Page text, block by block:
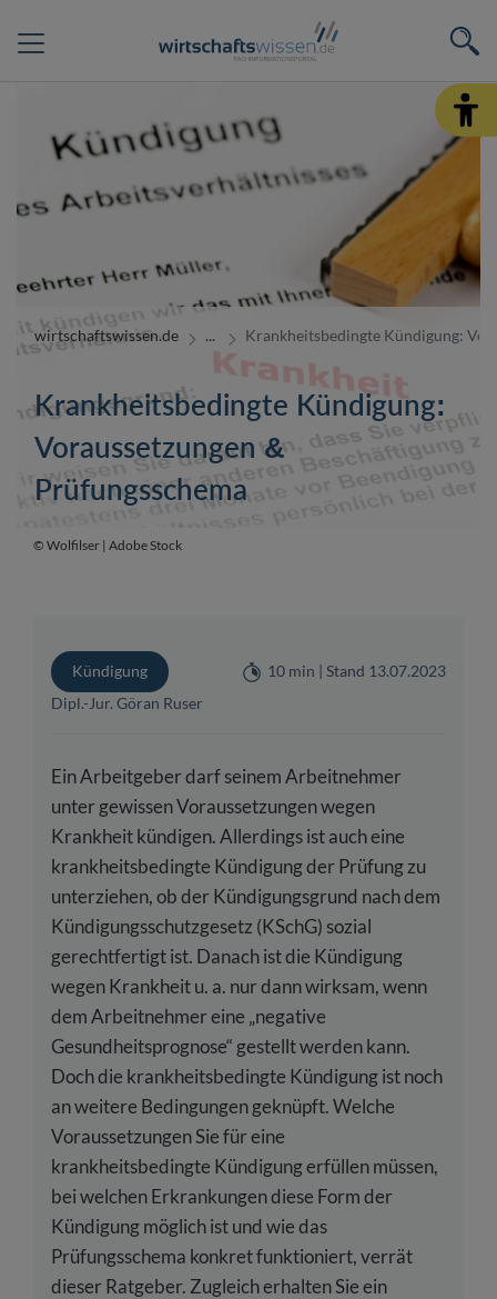
wirtschaftswissen.de Krankheitsbedingte Kündigung:
Krankheitsbedingte Kündigung:
Voraussetzungen &
Prüfungsschema
© Wolfilser | Adobe Stock
Kündigung
10 min | Stand 13.07.2023
Dipl.-Jur. Göran Ruser
Ein Arbeitgeber darf seinem Arbeitnehmer
unter gewissen Voraussetzungen wegen
Krankheit kündigen. Allerdings ist auch eine
krankheitsbedingte Kündigung der Prüfung zu
unterziehen, ob der Kündigungsgrund nach dem
Kündigungsschutzgesetz (KSchG) sozial
gerechtfertigt ist. Danach ist die Kündigung
wegen Krankheit u. a. nur dann wirksam, wenn
dem Arbeitnehmer eine „negative
Gesundheitsprognose“ gestellt werden kann.
Doch die krankheitsbedingte Kündigung ist noch
an weitere Bedingungen geknüpft. Welche
Voraussetzungen Sie für eine
krankheitsbedingte Kündigung erfüllen müssen,
bei welchen Erkrankungen diese Form der
Kündigung möglich ist und wie das
Prüfungsschema konkret funktioniert, verrät
dieser Ratgeber. Zugleich erhalten Sie ein